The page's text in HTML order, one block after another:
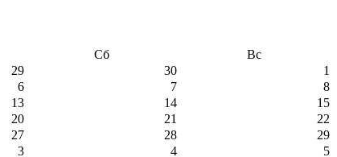
Сб
Вс
29 30
1
6 7
8
13 14
15
20 21
22
27 28
29
3 4 5